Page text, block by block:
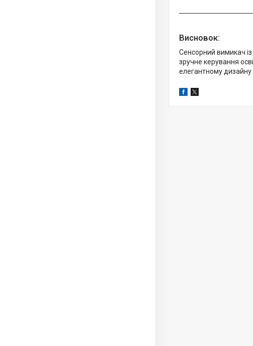
Висновок:
Сенсорний вимикач
зручне керування
елегантному дизайну